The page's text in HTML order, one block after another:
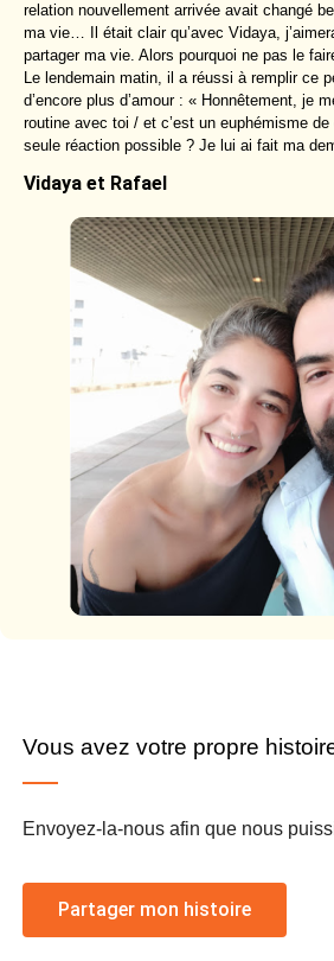
relation nouvellement arrivée avait changé
ma vie… Il était clair qu’avec Vidaya,
partager ma vie. Alors pourquoi ne pas le
Le lendemain matin, il a réussi à remplir ce
d’encore plus d’amour : « Honnêtement, je
routine avec toi / et c’est un euphémisme
seule réaction possible ? Je lui ai fait ma
Vidaya et Rafael
Vous avez votre propre
Envoyez-la-nous afin que nous
Partager mon histoire